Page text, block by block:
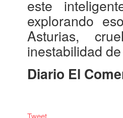
este
explorando
Asturias,
inestabilidad
Diario El
Tweet